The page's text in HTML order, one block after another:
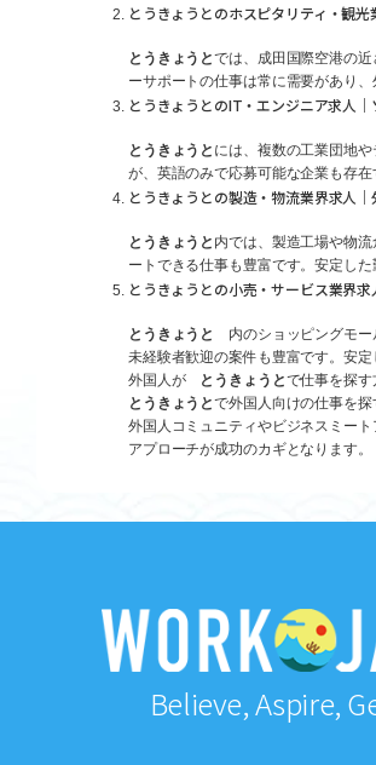
とうきょうとのホスピタリティ・観光
とうきょうとでは、成田国際空港の
ーサポートの仕事は常に需要があり
とうきょうとのIT・エンジニア求人
とうきょうと には、複数の工業団地
が、英語のみで応募可能な企業も存
とうきょうとの製造・物流業界求人
とうきょうと 内では、製造工場や物
ートできる仕事も豊富です。安定し
とうきょうとの小売・サービス業界
とうきょうと
内のショッピングモー
未経験者歓迎の案件も豊富です。安
外国人が
とうきょうとで仕事を探
とうきょうとで外国人向けの仕事を
外国人コミュニティやビジネスミー
アプローチが成功のカギとなります。
Believe, Aspire,